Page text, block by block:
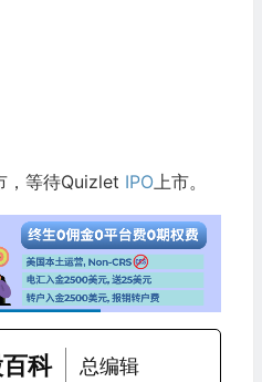
，等待Quizlet IPO上市。
科 总编辑